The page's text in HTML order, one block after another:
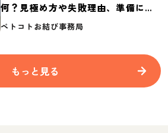
何？見極め方や失敗理由、準備に必
要なものを紹介
ペトコトお結び事務局
もっと見る